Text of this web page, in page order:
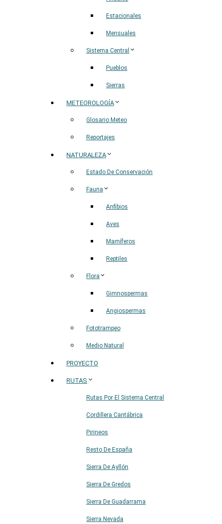
Estacionales
Mensuales
Sistema Central
Pueblos
Sierras
METEOROLOGÍA
Glosario Meteo
Reportajes
NATURALEZA
Estado De Conservación
Fauna
Anfibios
Aves
Mamíferos
Reptiles
Flora
Gimnospermas
Angiospermas
Fototrampeo
Medio Natural
PROYECTO
RUTAS
Rutas Por El Sistema Central
Cordillera Cantábrica
Pirineos
Resto De España
Sierra De Ayllón
Sierra De Gredos
Sierra De Guadarrama
Sierra Nevada